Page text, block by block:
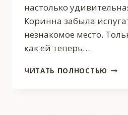
настолько
Коринна забыла
незнакомое место.
как ей теперь…
ЧИТАТЬ ПОЛНОСТЬЮ